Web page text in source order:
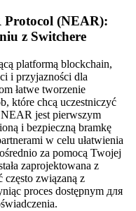
Protocol (NEAR):
z Switchere
platformą blockchain,
i przyjazności dla
łatwe tworzenie
które chcą uczestniczyć
jest pierwszym
i bezpieczną bramkę
w celu ułatwienia
za pomocą Twojej
zaprojektowana z
często związaną z
proces dostępnym для